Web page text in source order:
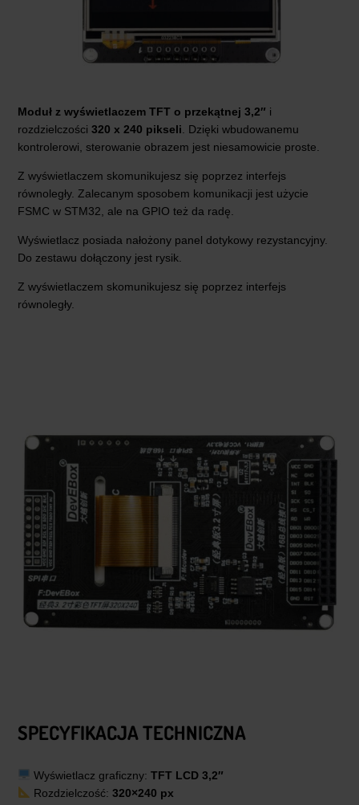
Moduł z wyświetlaczem TFT o przekątnej 3,2″ i
rozdzielczości 320 x 240 pikseli . Dzięki wbudowanemu
kontrolerowi, sterowanie obrazem jest niesamowicie proste.
Z wyświetlaczem skomunikujesz się poprzez interfejs
równoległy. Zalecanym sposobem komunikacji jest użycie
FSMC w STM32, ale na GPIO też da radę.
Wyświetlacz posiada nałożony panel dotykowy rezystancyjny.
Do zestawu dołączony jest rysik.
Z wyświetlaczem skomunikujesz się poprzez interfejs
równoległy.
SPECYFIKACJA TECHNICZNA
Wyświetlacz graficzny: TFT LCD 3,2″
Rozdzielczość: 320×240 px